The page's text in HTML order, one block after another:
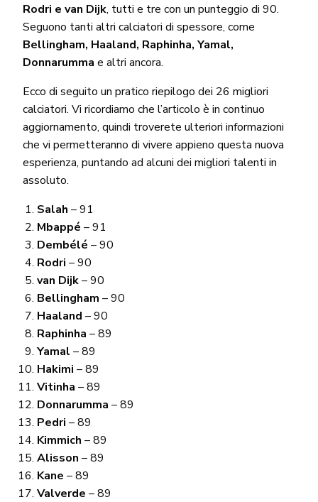
Rodri e van Dijk, tutti e tre con un punteggio di 90.
Seguono tanti altri calciatori di spessore, come
Bellingham, Haaland, Raphinha, Yamal,
Donnarumma e altri ancora.
Ecco di seguito un pratico riepilogo dei 26 migliori
calciatori. Vi ricordiamo che l’articolo è in continuo
aggiornamento, quindi troverete ulteriori informazioni
che vi permetteranno di vivere appieno questa nuova
esperienza, puntando ad alcuni dei migliori talenti in
assoluto.
Salah – 91
Mbappé – 91
Dembélé – 90
Rodri – 90
van Dijk– 90
Bellingham – 90
Haaland – 90
Raphinha – 89
Yamal – 89
Hakimi – 89
Vitinha – 89
Donnarumma – 89
Pedri – 89
Kimmich – 89
Alisson – 89
Kane – 89
Valverde – 89